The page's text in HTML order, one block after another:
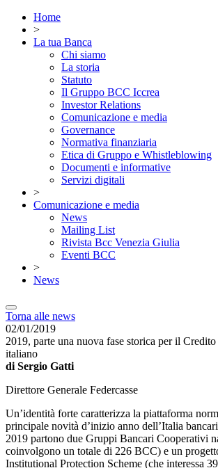
Home
>
La tua Banca
Chi siamo
La storia
Statuto
Il Gruppo BCC Iccrea
Investor Relations
Comunicazione e media
Governance
Normativa finanziaria
Etica di Gruppo e Whistleblowing
Documenti e informative
Servizi digitali
>
Comunicazione e media
News
Mailing List
Rivista Bcc Venezia Giulia
Eventi BCC
>
News
Torna alle news
02/01/2019
2019, parte una nuova fase storica per il
italiano
di Sergio Gatti
Direttore Generale Federcasse
Un’identità forte caratterizza la piattaforma
principale novità d’inizio anno dell’Italia
2019 partono due Gruppi Bancari Cooperativi
coinvolgono un totale di 226 BCC) e un
Institutional Protection Scheme (che interessa